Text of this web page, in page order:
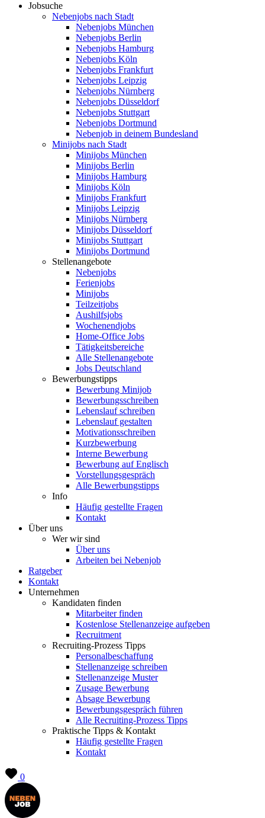
Jobsuche
Nebenjobs nach Stadt
Nebenjobs München
Nebenjobs Berlin
Nebenjobs Hamburg
Nebenjobs Köln
Nebenjobs Frankfurt
Nebenjobs Leipzig
Nebenjobs Nürnberg
Nebenjobs Düsseldorf
Nebenjobs Stuttgart
Nebenjobs Dortmund
Nebenjob in deinem Bundesland
Minijobs nach Stadt
Minijobs München
Minijobs Berlin
Minijobs Hamburg
Minijobs Köln
Minijobs Frankfurt
Minijobs Leipzig
Minijobs Nürnberg
Minijobs Düsseldorf
Minijobs Stuttgart
Minijobs Dortmund
Stellenangebote
Nebenjobs
Ferienjobs
Minijobs
Teilzeitjobs
Aushilfsjobs
Wochenendjobs
Home-Office Jobs
Tätigkeitsbereiche
Alle Stellenangebote
Jobs Deutschland
Bewerbungstipps
Bewerbung Minijob
Bewerbungsschreiben
Lebenslauf schreiben
Lebenslauf gestalten
Motivationsschreiben
Kurzbewerbung
Interne Bewerbung
Bewerbung auf Englisch
Vorstellungsgespräch
Alle Bewerbungstipps
Info
Häufig gestellte Fragen
Kontakt
Über uns
Wer wir sind
Über uns
Arbeiten bei Nebenjob
Ratgeber
Kontakt
Unternehmen
Kandidaten finden
Mitarbeiter finden
Kostenlose Stellenanzeige aufgeben
Recruitment
Recruiting-Prozess Tipps
Personalbeschaffung
Stellenanzeige schreiben
Stellenanzeige Muster
Zusage Bewerbung
Absage Bewerbung
Bewerbungsgespräch führen
Alle Recruiting-Prozess Tipps
Praktische Tipps & Kontakt
Häufig gestellte Fragen
Kontakt
0